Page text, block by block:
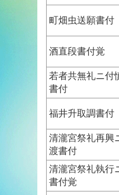
町畑虫送願書付
酒直段書付覚
若者共無礼ニ付
書付
福井升取調書付
清瀧宮祭礼再興
渡書付
清瀧宮祭礼執行
書付覚